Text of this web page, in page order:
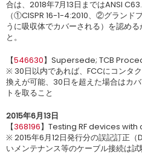
合は、2018年7月13日まではANSI
（①CISPR 16-1-4:2010、②グランド
うに吸収体でカバーされる）を認め
と。
【546630】Supersede; TCB
※ 30日以内であれば、FCCにコンタ
換えが可能、30日を超えた場合はカ
トを取ること
2015年6月13日
【368196】Testing RF devices
※ 2015年6月12日発行分の誤記訂正
いメンテナンス等のケーブル接続は試